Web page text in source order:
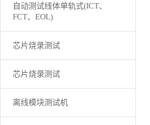
自动测试线体单轨式(ICT、
FCT、EOL)
芯片烧录测试
芯片烧录测试
离线模块测试机